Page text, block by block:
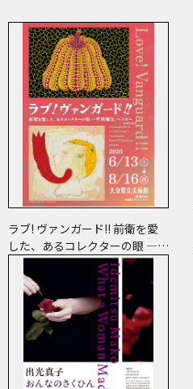
ラブ! ヴァンガード!! 前衛を愛
した、あるコレクターの眼 ―草
間彌生、ヘイター and more